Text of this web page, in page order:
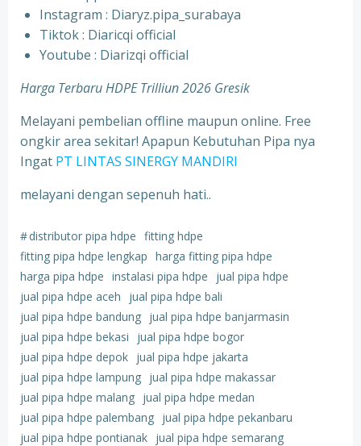
⁠Instagram : Diaryz.pipa_surabaya
⁠Tiktok : Diaricqi official
⁠Youtube : Diarizqi official
Harga Terbaru HDPE Trilliun 2026 Gresik
Melayani pembelian offline maupun online. Free
ongkir area sekitar! Apapun Kebutuhan Pipa nya
Ingat PT LINTAS SINERGY MANDIRI
melayani dengan sepenuh hati..
#distributor pipa hdpe fitting hdpe
fitting pipa hdpe lengkap harga fitting pipa hdpe
harga pipa hdpe instalasi pipa hdpe
jual pipa hdpe
jual pipa hdpe aceh
jual pipa hdpe bali
jual pipa hdpe bandung jual pipa hdpe banjarmasin
jual pipa hdpe bekasi
jual pipa hdpe bogor
jual pipa hdpe depok jual pipa hdpe jakarta
jual pipa hdpe lampung jual pipa hdpe makassar
jual pipa hdpe malang jual pipa hdpe medan
jual pipa hdpe palembang jual pipa hdpe pekanbaru
jual pipa hdpe pontianak jual pipa hdpe semarang